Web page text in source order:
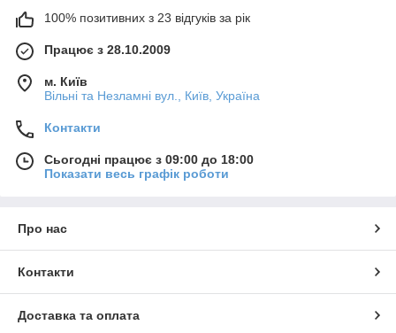
100% позитивних з 23 відгуків за рік
Працює з 28.10.2009
м. Київ
Вільні та Незламні вул., Київ, Україна
Контакти
Сьогодні працює з 09:00 до 18:00
Показати весь графік роботи
Про нас
Контакти
Доставка та оплата